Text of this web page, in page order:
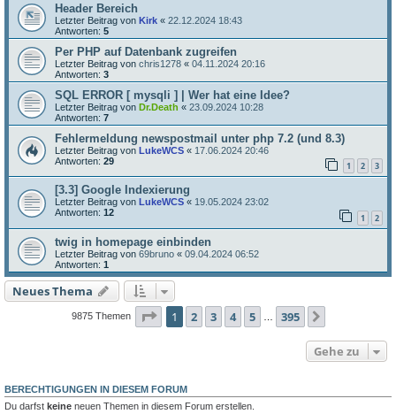
Header Bereich
Letzter Beitrag von Kirk « 22.12.2024 18:43
Antworten: 5
Per PHP auf Datenbank zugreifen
Letzter Beitrag von chris1278 « 04.11.2024 20:16
Antworten: 3
SQL ERROR [ mysqli ] | Wer hat eine Idee?
Letzter Beitrag von Dr.Death « 23.09.2024 10:28
Antworten: 7
Fehlermeldung newspostmail unter php 7.2 (und 8.3)
Letzter Beitrag von LukeWCS « 17.06.2024 20:46
Antworten: 29 1 2 3
[3.3] Google Indexierung
Letzter Beitrag von LukeWCS « 19.05.2024 23:02
Antworten: 12 1 2
twig in homepage einbinden
Letzter Beitrag von 69bruno « 09.04.2024 06:52
Antworten: 1
Neues Thema
9875 Themen Seite 1von 395
1 2 3 4 5 395
Gehe zu
BERECHTIGUNGEN IN DIESEM FORUM
Du darfst keine neuen Themen in diesem Forum erstellen.